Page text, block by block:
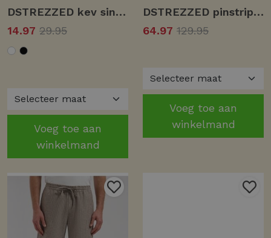
DSTREZZED kev singlet 203074 Tanktops 100 white
14.97 29.95
Voeg toe aan
winkelmand
DSTREZZED pinstripe shirt 311521 Overhemd 216 grey brown
64.97 129.95
Voeg toe aan
winkelmand